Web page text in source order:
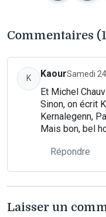
Commentaires
K KaourSamedi
Et Michel
Sinon, on écrit
Kernalegenn,
Mais bon, bel
Répondre
Laisser un